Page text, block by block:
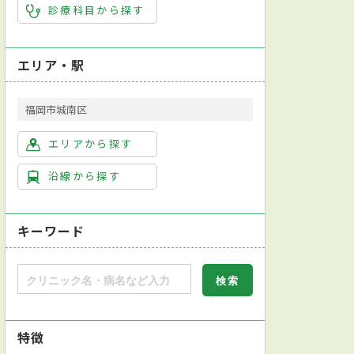
診療科目から探す
エリア・駅
福岡市城南区
エリアから探す
沿線から探す
キーワード
特徴